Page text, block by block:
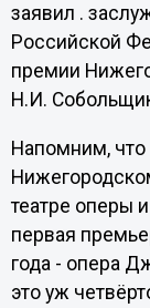
заявил .
Российской
премии
Н.И.
Напомним, что
театре оперы
первая
года - опера
это уж